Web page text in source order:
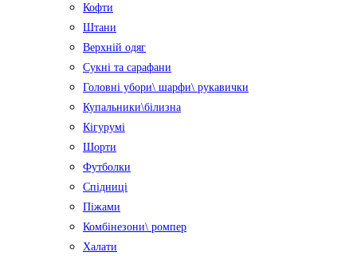
Кофти
Штани
Верхній одяг
Сукні та сарафани
Головні убори\ шарфи\ рукавички
Купальники\білизна
Кігурумі
Шорти
Футболки
Спідниці
Піжами
Комбінезони\ ромпер
Халати